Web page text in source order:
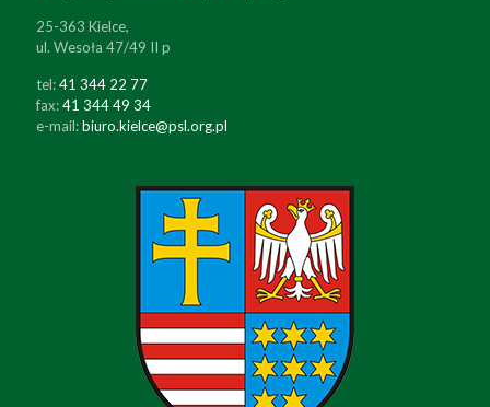
25-363 Kielce,
ul. Wesoła 47/49 II p
tel:41 344 22 77
fax:41 344 49 34
e-mail:biuro.kielce@psl.org.pl